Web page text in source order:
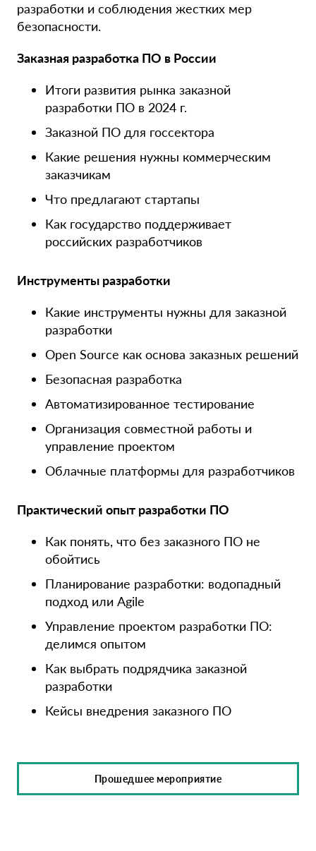
разработки и соблюдения жестких мер
безопасности.
Заказная разработка ПО в России
Итоги развития рынка заказной
разработки ПО в 2024 г.
Заказной ПО для госсектора
Какие решения нужны коммерческим
заказчикам
Что предлагают стартапы
Как государство поддерживает
российских разработчиков
Инструменты разработки
Какие инструменты нужны для заказной
разработки
Open Source как основа заказных решений
Безопасная разработка
Автоматизированное тестирование
Организация совместной работы и
управление проектом
Облачные платформы для разработчиков
Практический опыт разработки ПО
Как понять, что без заказного ПО не
обойтись
Планирование разработки: водопадный
подход или Agile
Управление проектом разработки ПО:
делимся опытом
Как выбрать подрядчика заказной
разработки
Кейсы внедрения заказного ПО
Прошедшее мероприятие